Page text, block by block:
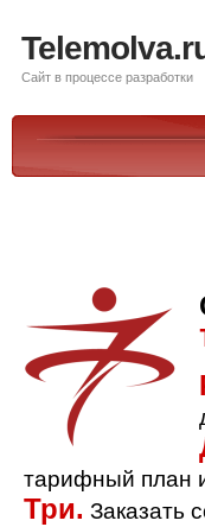
Сайт в процессе разработки
тарифный план
Три. Заказать